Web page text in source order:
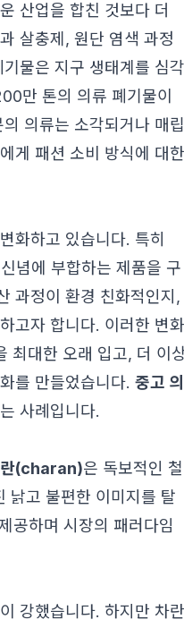
산업을 합친 것보다 더
살충제, 원단 염색 과정
물은 지구 생태계를 심각
만 톤의 의류 폐기물이
의류는 소각되거나 매립
게 패션 소비 방식에 대한
화하고 있습니다. 특히
념에 부합하는 제품을 구
과정이 환경 친화적인지,
고자 합니다. 이러한 변화
최대한 오래 입고, 더 이
를 만들었습니다. 중고 의
사례입니다.
(charan)은 독보적인 철
낡고 불편한 이미지를 탈
공하며 시장의 패러다임
강했습니다. 하지만 차란